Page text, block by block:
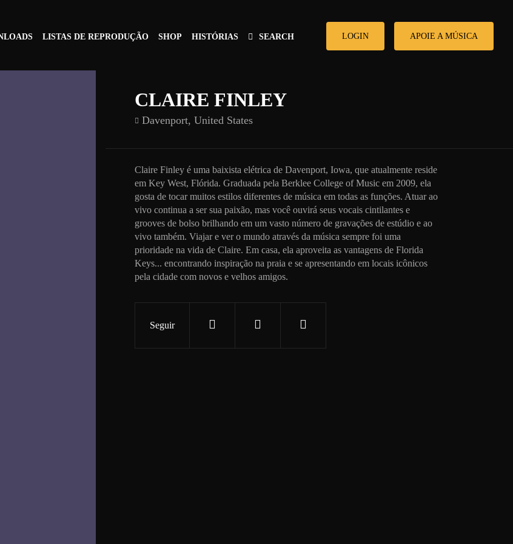
LISTAS DE REPRODUÇÃO SHOP HISTÓRIAS SEARCH LOGIN APOIE A MÚSICA
CLAIRE FINLEY
Davenport, United States
Claire Finley é uma baixista elétrica de Davenport, Iowa, que atualmente reside
em Key West, Flórida. Graduada pela Berklee College of Music em 2009, ela
gosta de tocar muitos estilos diferentes de música em todas as funções. Atuar ao
vivo continua a ser sua paixão, mas você ouvirá seus vocais cintilantes e
grooves de bolso brilhando em um vasto número de gravações de estúdio e ao
vivo também. Viajar e ver o mundo através da música sempre foi uma
prioridade na vida de Claire. Em casa, ela aproveita as vantagens de Florida
Keys... encontrando inspiração na praia e se apresentando em locais icônicos
pela cidade com novos e velhos amigos.
Seguir